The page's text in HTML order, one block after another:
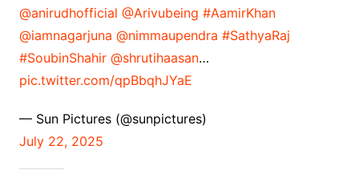
@anirudhofficial @Arivubeing #AamirKhan
@iamnagarjuna @nimmaupendra #SathyaRaj
#SoubinShahir @shrutihaasan…
pic.twitter.com/qpBbqhJYaE
— Sun Pictures (@sunpictures)
July 22, 2025